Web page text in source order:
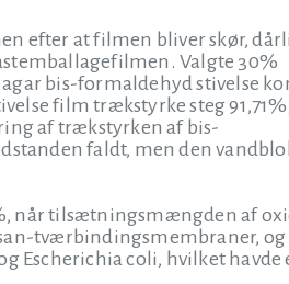
efter at filmen bliver skør,
Valgte 30%
bis-formaldehyd stivelse
film trækstyrke steg
af trækstyrken af bis-
faldt, men den
når tilsætningsmængden af
tværbindingsmembraner, og
Escherichia coli, hvilket havde